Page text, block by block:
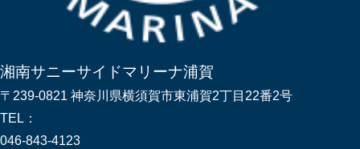
湘南サニーサイドマリーナ浦賀
〒239-0821 神奈川県横須賀市東浦賀2丁目22番2号
TEL：
046-843-4123